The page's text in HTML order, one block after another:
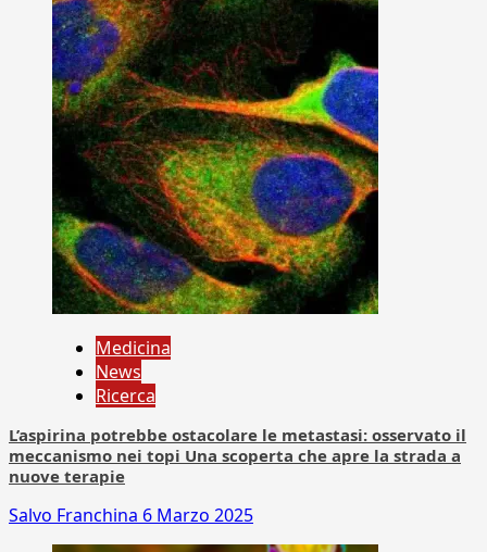
Medicina
News
Ricerca
L’aspirina potrebbe ostacolare le metastasi: osservato il
meccanismo nei topi Una scoperta che apre la strada a
nuove terapie
Salvo Franchina 6 Marzo 2025